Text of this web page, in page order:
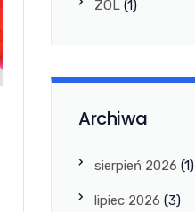
ZOL (1)
Archiwa
sierpień 2026 (1)
lipiec 2026 (3)